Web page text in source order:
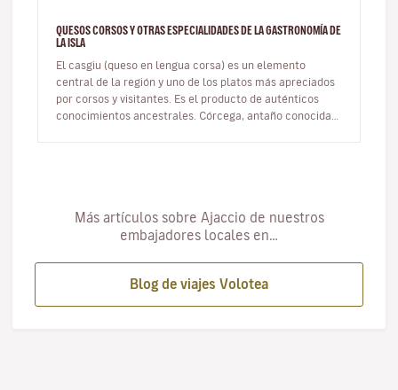
QUESOS CORSOS Y OTRAS ESPECIALIDADES DE LA GASTRONOMÍA DE
LA ISLA
El casgiu (queso en lengua corsa) es un elemento
central de la región y uno de los platos más apreciados
por corsos y visitantes. Es el producto de auténticos
conocimientos ancestrales. Córcega, antaño conocida
Más artículos sobre Ajaccio de nuestros
embajadores locales en…
Blog de viajes Volotea